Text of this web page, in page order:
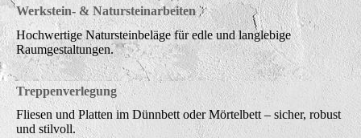
Werkstein- & Natursteinarbeiten
Hochwertige Natursteinbeläge für edle und langlebige
Raumgestaltungen.
Treppenverlegung
Fliesen und Platten im Dünnbett oder Mörtelbett – sicher, robust
und stilvoll.